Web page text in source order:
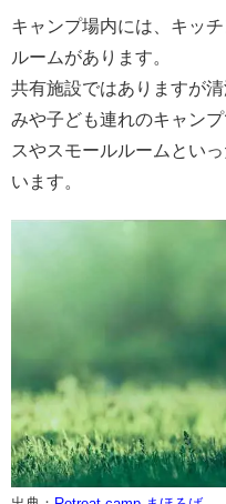
キャンプ場内には、キッ
ルームがあります。
共有施設ではありますが
みや子ども連れのキャン
スやスモールルームとい
います。